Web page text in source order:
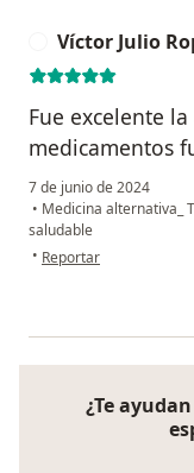
Víctor Julio
Fue excelente
medicamentos
7 de junio de 2024
• Medicina alternativa_
saludable
• en opinión del usuario
Reportar
¿Te